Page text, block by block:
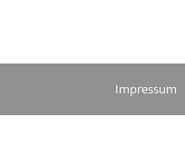
Impressum